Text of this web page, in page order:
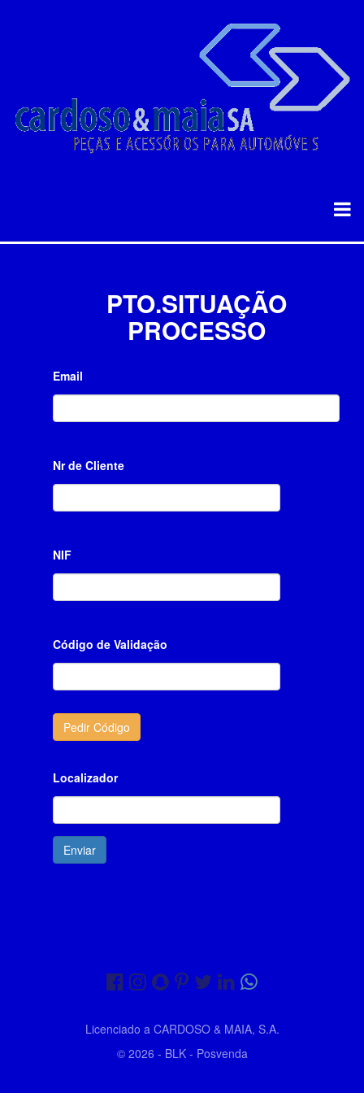
PTO.SITUAÇÃO
PROCESSO
Email
Nr de Cliente
NIF
Código de Validação
Localizador
Licenciado a CARDOSO & MAIA, S.A.
© 2026 - BLK - Posvenda